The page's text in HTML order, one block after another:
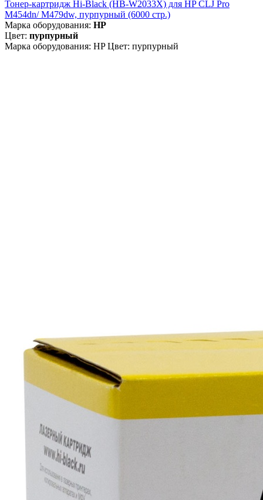
Тонер-картридж Hi-Black (HB-W2033X) для HP CLJ Pro
M454dn/ M479dw, пурпурный (6000 стр.)
Марка оборудования: HP
Цвет: пурпурный
Марка оборудования: HP Цвет: пурпурный